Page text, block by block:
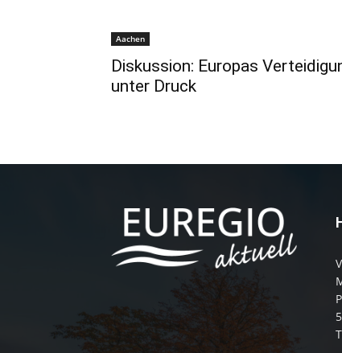
Aachen
Diskussion: Europas
unter Druck